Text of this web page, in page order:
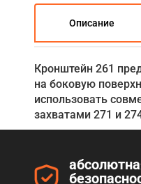
Описание
Кронштейн 261
на боковую
использовать
захватами 271 и